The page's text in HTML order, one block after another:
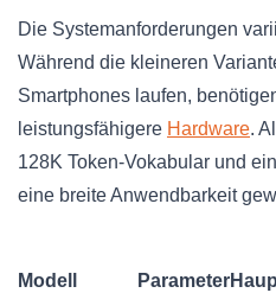
Die Systemanforderungen
Während die kleineren
Smartphones laufen,
leistungsfähigere Hardware.
128K Token-Vokabular und
eine breite Anwendbarkeit
Modell Parameter